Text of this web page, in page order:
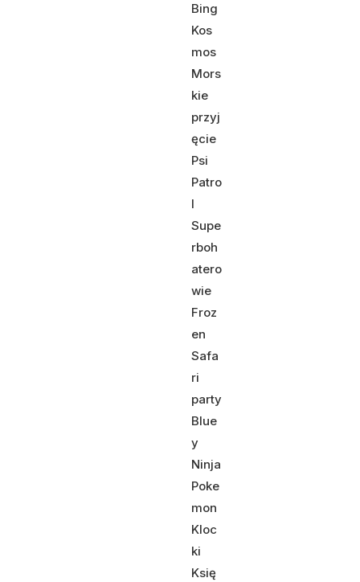
Bing
Kos
mos
Mors
kie
przyj
ęcie
Psi
Patro
l
Supe
rboh
atero
wie
Froz
en
Safa
ri
party
Blue
y
Ninja
Poke
mon
Kloc
ki
Księ